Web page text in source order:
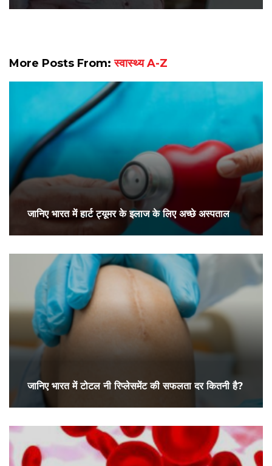
More Posts From:स्वास्थ्य A-Z
जानिए भारत में हार्ट ट्यूमर के इलाज के लिए अच्छे अस्पताल
जानिए भारत में टोटल नी रिप्लेसमेंट की सफलता दर कितनी है?